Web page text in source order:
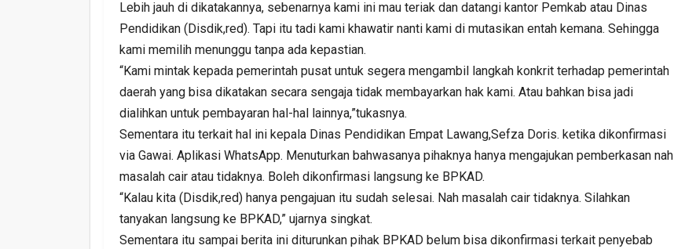
Lebih jauh di dikatakannya, sebenarnya kami ini mau teriak dan datangi kantor Pemkab atau Dinas
Pendidikan (Disdik,red). Tapi itu tadi kami khawatir nanti kami di mutasikan entah kemana. Sehingga
kami memilih menunggu tanpa ada kepastian.
“Kami mintak kepada pemerintah pusat untuk segera mengambil langkah konkrit terhadap pemerintah
daerah yang bisa dikatakan secara sengaja tidak membayarkan hak kami. Atau bahkan bisa jadi
dialihkan untuk pembayaran hal-hal lainnya,”tukasnya.
Sementara itu terkait hal ini kepala Dinas Pendidikan Empat Lawang,Sefza Doris. ketika dikonfirmasi
via Gawai. Aplikasi WhatsApp. Menuturkan bahwasanya pihaknya hanya mengajukan pemberkasan nah
masalah cair atau tidaknya. Boleh dikonfirmasi langsung ke BPKAD.
“Kalau kita (Disdik,red) hanya pengajuan itu sudah selesai. Nah masalah cair tidaknya. Silahkan
tanyakan langsung ke BPKAD,” ujarnya singkat.
Sementara itu sampai berita ini diturunkan pihak BPKAD belum bisa dikonfirmasi terkait penyebab